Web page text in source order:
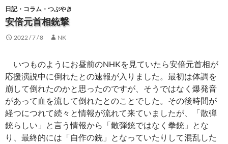
ン
ツ
へ
ス
プ
日記・コラム・つぶやき
安倍元首相銃撃
2022 / 7 / 8 NK
いつものようにお昼前のNHKを見ていたら安倍元首相が
応援演説中に倒れたとの速報が入りました。最初は体調を
崩して倒れたのかと思ったのですが、そうではなく爆発音
があって血を流して倒れたとのことでした。その後時間が
経つにつれて続々と情報が流れて来ていましたが、「散弾
銃らしい」と言う情報から「散弾銃ではなく拳銃」とな
り、最終的には「自作の銃」となっていたりして混乱した